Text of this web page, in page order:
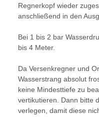
Regnerkopf wieder
anschließend in den
Bei 1 bis 2 bar
bis 4 Meter.
Da Versenkregner und
Wasserstrang absolut
keine Mindesttiefe zu
vertikutieren. Dann bitte
verlegen, damit diese